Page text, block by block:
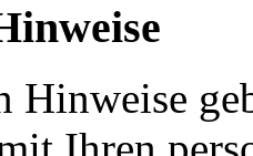
Hinweise